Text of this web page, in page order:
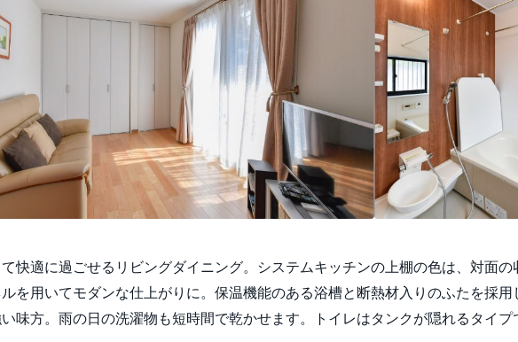
快適に過ごせるリビングダイニング。システムキッチンの上棚の色は、対面
を用いてモダンな仕上がりに。保温機能のある浴槽と断熱材入りのふたを採
味方。雨の日の洗濯物も短時間で乾かせます。トイレはタンクが隠れるタイプ